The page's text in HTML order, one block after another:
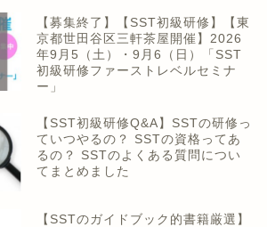
【募集終了】【SST初級研修】【東
京都世田谷区三軒茶屋開催】2026
年9月5（土）・9月6（日）「SST
初級研修ファーストレベルセミナ
ー」
【SST初級研修Q&A】SSTの研修っ
ていつやるの？ SSTの資格ってあ
るの？ SSTのよくある質問につい
てまとめました
【SSTのガイドブック的書籍厳選】